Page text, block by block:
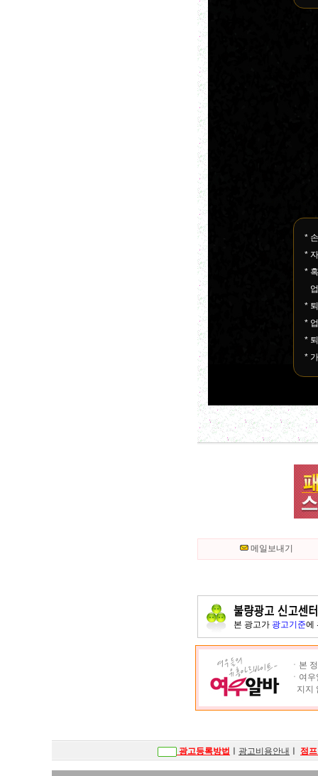
*
*
*
*
*
*
*
메일보내기
본 광고가 광고기준에
ㆍ본
ㆍ여
지지
광고등록방법 광고비용안내 점